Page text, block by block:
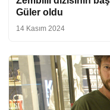
Güler oldu
14 Kasım 2024